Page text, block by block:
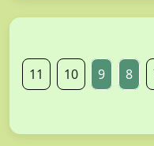
8
9
10
11